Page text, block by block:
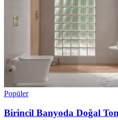
Popüler
Birincil Banyoda Doğal